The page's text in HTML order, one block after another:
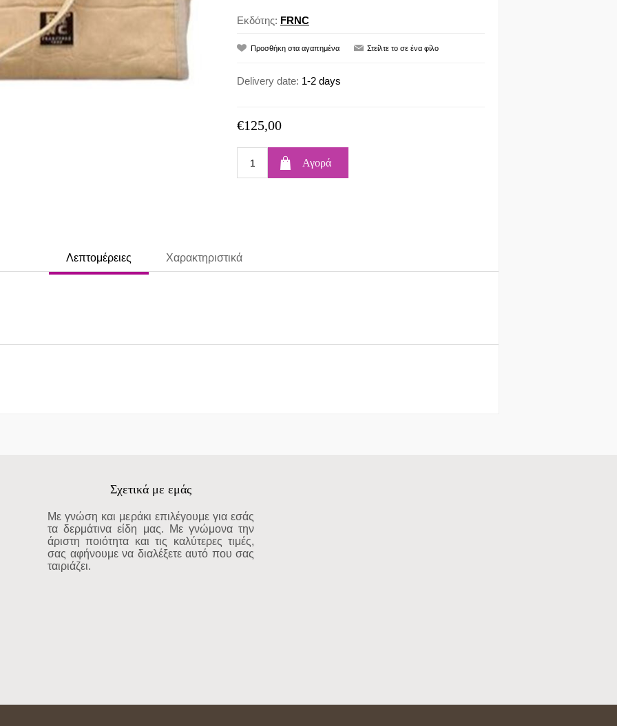
Εκδότης: FRNC
Delivery date: 1-2 days
€125,00
Λεπτομέρειες Χαρακτηριστικά
Σχετικά με εμάς
Με γνώση και μεράκι επιλέγουμε για εσάς
τα δερμάτινα είδη μας. Με γνώμονα την
άριστη ποιότητα και τις καλύτερες τιμές,
σας αφήνουμε να διαλέξετε αυτό που σας
ταιριάζει.